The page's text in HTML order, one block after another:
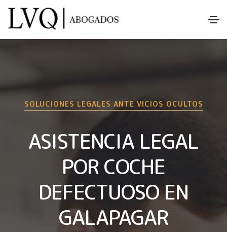
SOLUCIONES LEGALES ANTE VICIOS OCULTOS
ASISTENCIA LEGAL
POR COCHE
DEFECTUOSO EN
GALAPAGAR